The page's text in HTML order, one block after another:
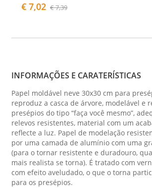
€ 7,02 € 7,39
INFORMAÇÕES E CARATERÍSTICAS
Papel moldável neve 30x30 cm para
reproduz a casca de árvore, modelável e
presépios do tipo “faça você mesmo”,
relevos resistentes, material com um
reflecte a luz. Papel de modelação
por uma camada de alumínio com uma
(para o tornar resistente e duradouro,
mais realista se torna). É tratado com
com efeito aveludado, o que o torna
para os presépios.